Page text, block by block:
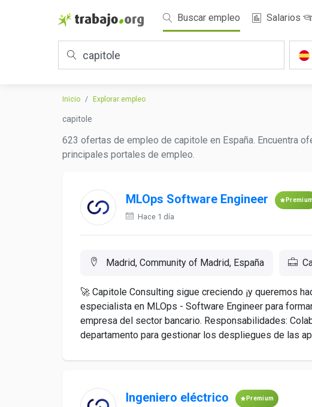
Buscar empleo Salarios
Inicio Explorar empleo
capitole
623 ofertas de empleo de capitole en España. Encuentra
principales portales de empleo.
MLOps Software Engineer Premium
Hace 1 día
Madrid, Community of Madrid, España
🚀 Capitole Consulting sigue creciendo ¡y queremos
especialista en MLOps - Software Engineer para
empresa del sector bancario. Responsabilidades:
departamento para gestionar los despliegues de las
Ingeniero eléctrico Premium